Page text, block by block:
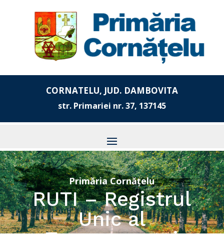
CORNATELU, JUD. DAMBOVITA
str. Primariei nr. 37, 137145
Primăria Cornățelu
RUTI – Registrul
Unic al
Transparenței